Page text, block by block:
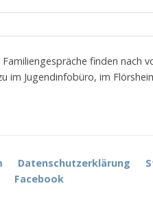
Familiengespräche finden nach
im Jugendinfobüro, im
Datenschutzerklärung
Facebook